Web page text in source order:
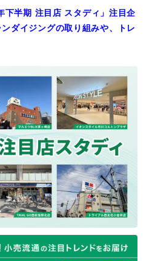
半期 注目店 スタディ」注目企
ダイジングの取り組みや、トレ